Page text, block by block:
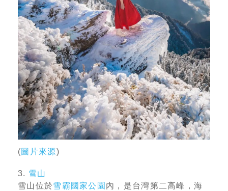
(圖片來源)
3. 雪山
雪山位於雪霸國家公園 內，是台灣第二高峰，海